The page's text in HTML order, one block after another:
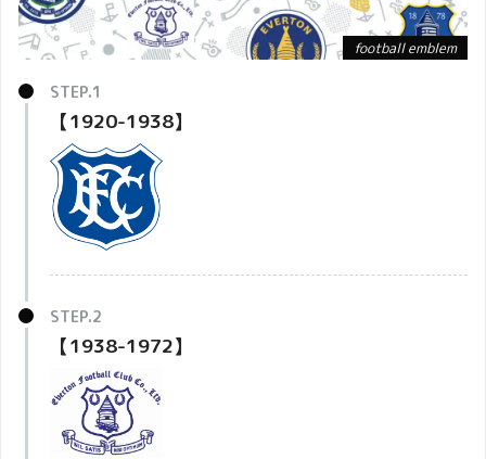
football emblem
【1920-1938】
【1938-1972】